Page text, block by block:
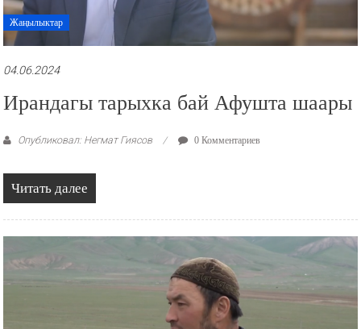
Жаңылыктар
04.06.2024
Ирандагы тарыхка бай Афушта шаары
Опубликовал: Негмат Гиясов 0 Комментариев
Читать далее